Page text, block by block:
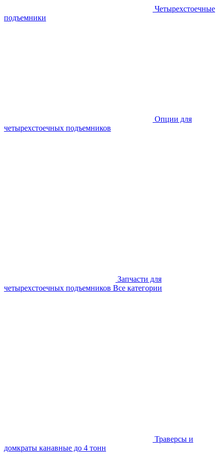
Четырехстоечные
подъемники
Опции для
четырехстоечных подъемников
Запчасти для
четырехстоечных подъемников Все категории
Траверсы и
домкраты канавные до 4 тонн